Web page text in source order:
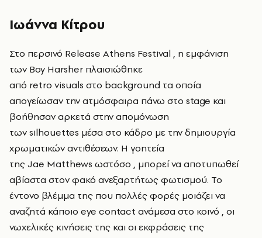
Ιωάννα Κίτρου
Στο περσινό Release Athens Festival , η εμφάνιση
των Boy Harsher πλαισιώθηκε
από retro visuals στο background τα οποία
απογείωσαν την ατμόσφαιρα πάνω στο stage και
βοήθησαν αρκετά στην απομόνωση
των silhouettes μέσα στο κάδρο με την δημιουργία
χρωματικών αντιθέσεων. Η γοητεία
της Jae Matthews ωστόσο , μπορεί να αποτυπωθεί
αβίαστα στον φακό ανεξαρτήτως φωτισμού. Το
έντονο βλέμμα της που πολλές φορές μοιάζει να
αναζητά κάποιο eye contact ανάμεσα στο κοινό , οι
νωχελικές κινήσεις της και οι εκφράσεις της